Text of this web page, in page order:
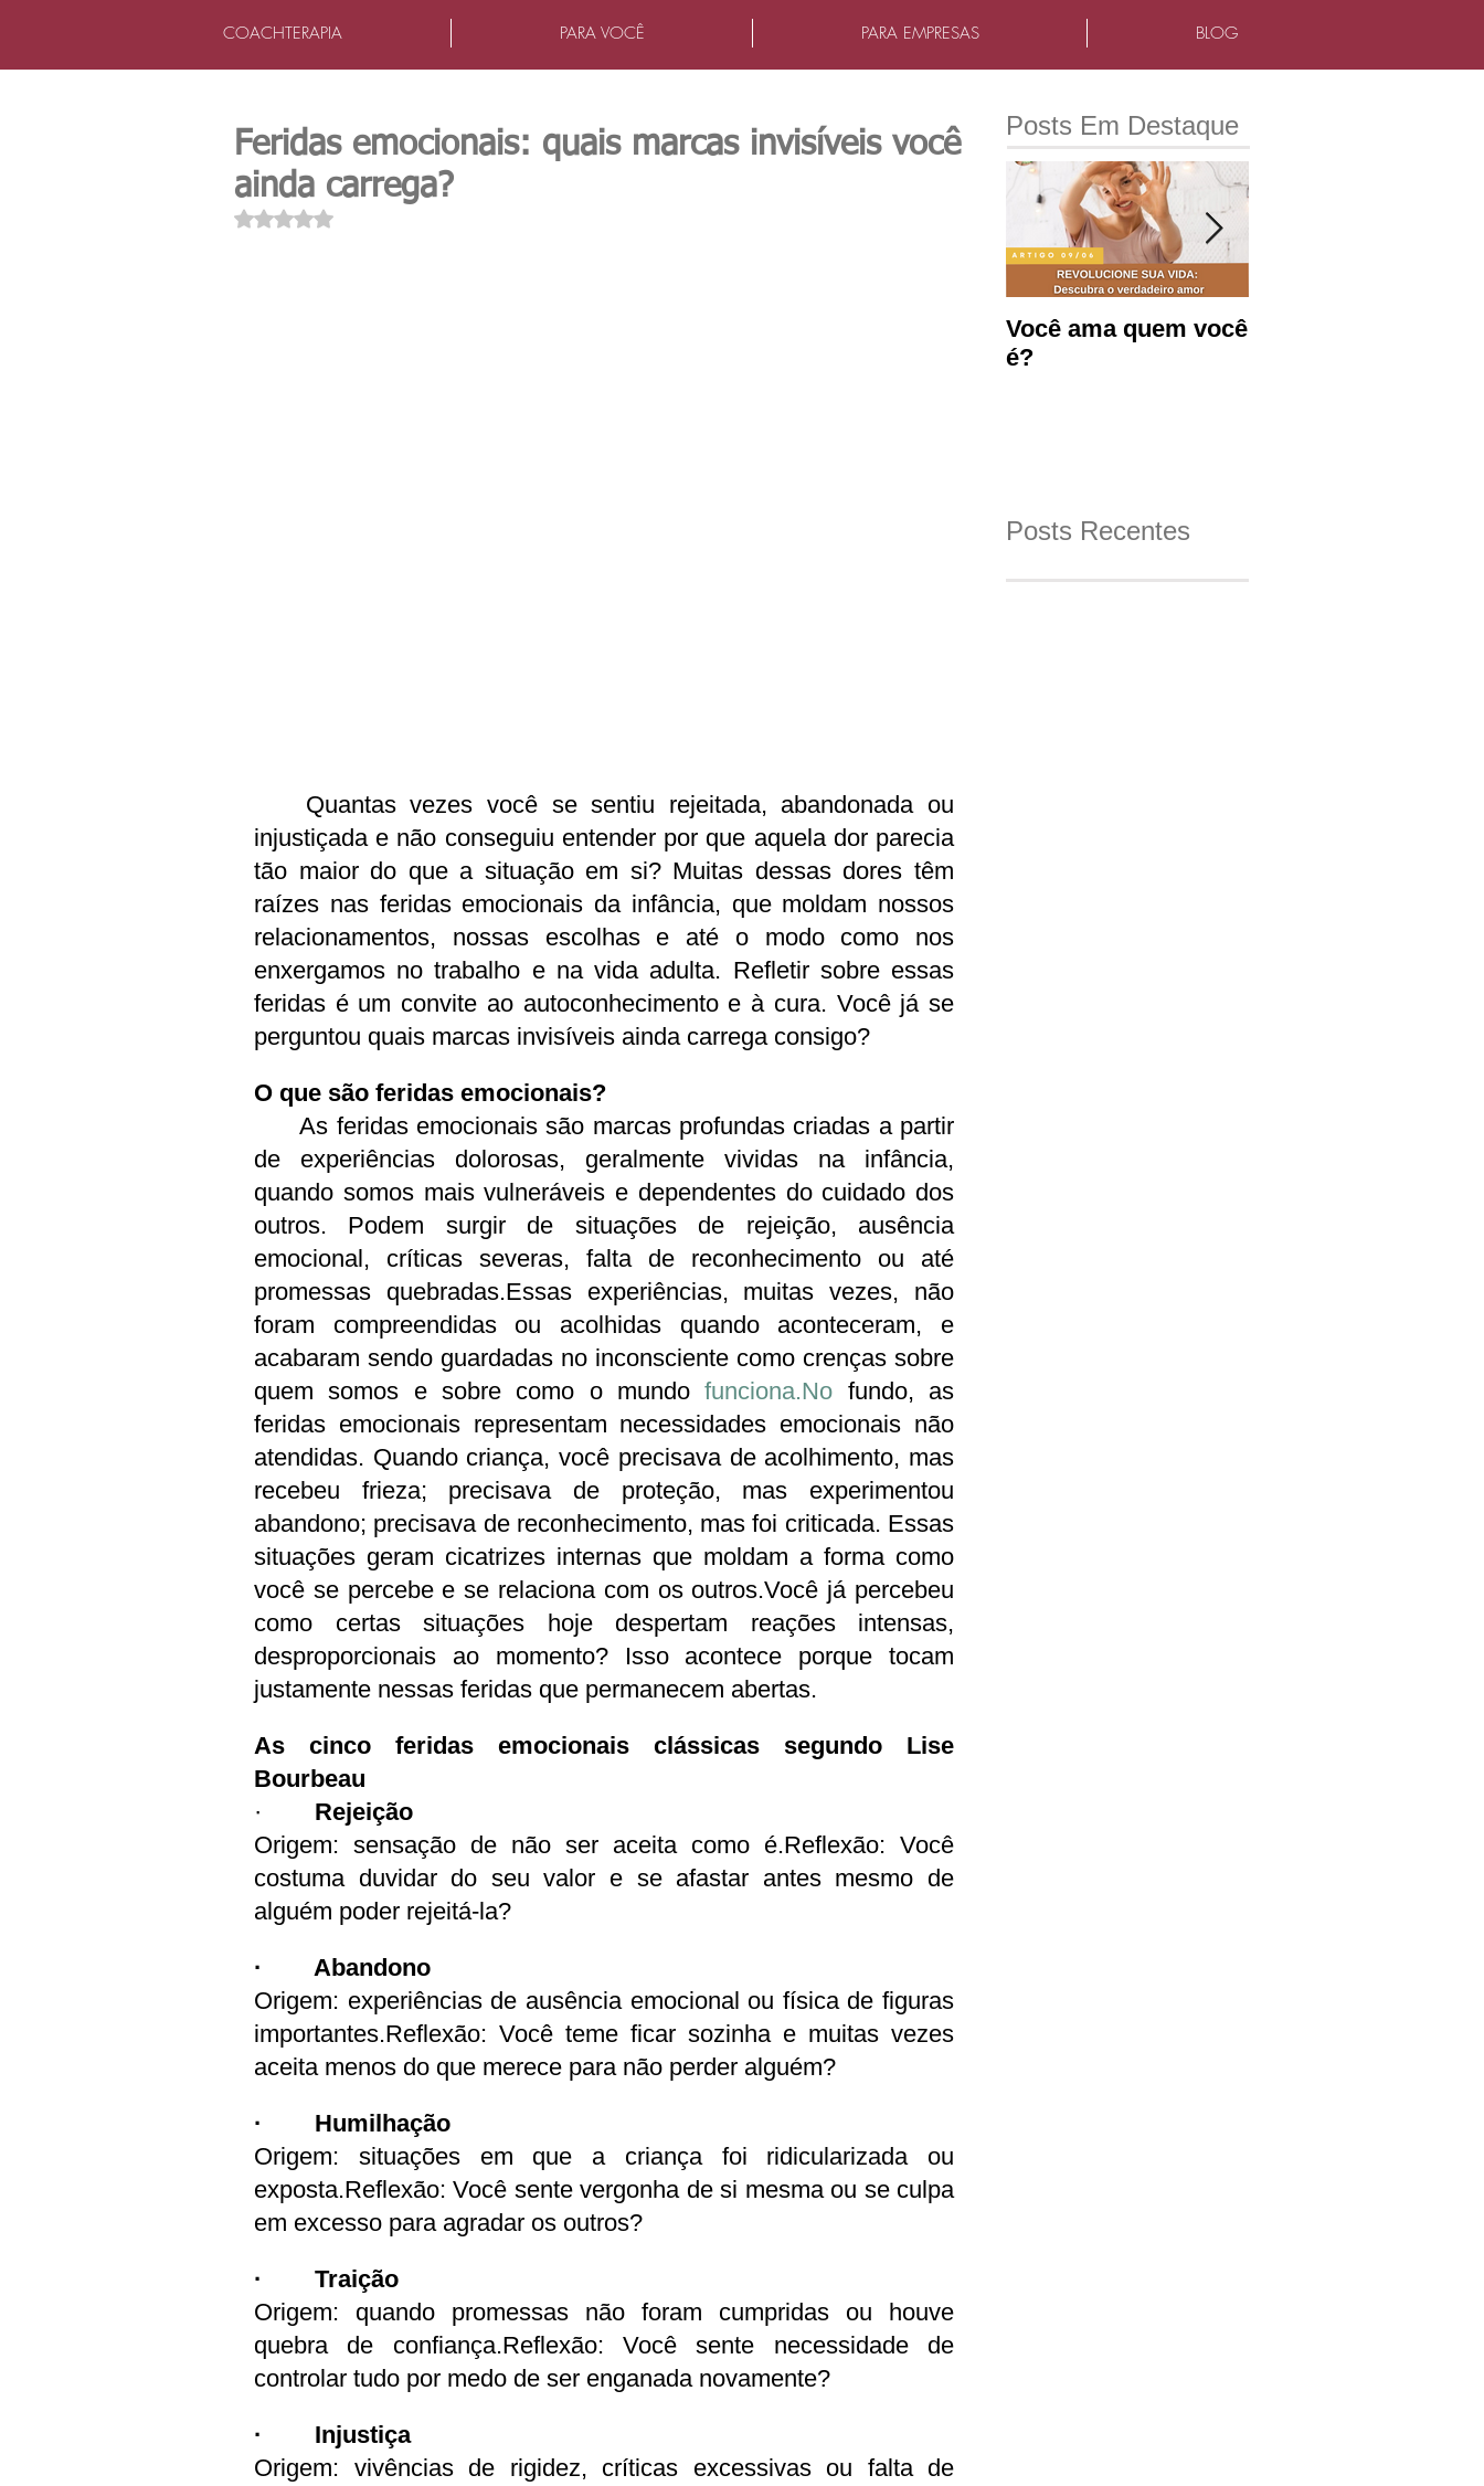
COACHTERAPIA PARA VOCÊ PARA EMPRESAS BLOG
Feridas emocionais: quais marcas invisíveis você
ainda carrega?
Avaliado com NaN de 5 estrelas.
injustiçada e não conseguiu entender por que aquela dor parecia
tão maior do que a situação em si? Muitas dessas dores têm
raízes nas feridas emocionais da infância, que moldam nossos
relacionamentos, nossas escolhas e até o modo como nos
enxergamos no trabalho e na vida adulta. Refletir sobre essas
feridas é um convite ao autoconhecimento e à cura. Você já se
perguntou quais marcas invisíveis ainda carrega consigo?
O que são feridas emocionais?
	As feridas emocionais são marcas profundas criadas a partir
de experiências dolorosas, geralmente vividas na infância,
quando somos mais vulneráveis e dependentes do cuidado dos
outros. Podem surgir de situações de rejeição, ausência
emocional, críticas severas, falta de reconhecimento ou até
promessas quebradas.Essas experiências, muitas vezes, não
foram compreendidas ou acolhidas quando aconteceram, e
acabaram sendo guardadas no inconsciente como crenças sobre
quem somos e sobre como o mundo funciona.No fundo, as
feridas emocionais representam necessidades emocionais não
atendidas. Quando criança, você precisava de acolhimento, mas
recebeu frieza; precisava de proteção, mas experimentou
abandono; precisava de reconhecimento, mas foi criticada. Essas
situações geram cicatrizes internas que moldam a forma como
você se percebe e se relaciona com os outros.Você já percebeu
como certas situações hoje despertam reações intensas,
desproporcionais ao momento? Isso acontece porque tocam
justamente nessas feridas que permanecem abertas.
As cinco feridas emocionais clássicas segundo Lise
Bourbeau
· Rejeição
Origem: sensação de não ser aceita como é.Reflexão: Você
costuma duvidar do seu valor e se afastar antes mesmo de
alguém poder rejeitá-la?
·        Abandono
Origem: experiências de ausência emocional ou física de figuras
importantes.Reflexão: Você teme ficar sozinha e muitas vezes
aceita menos do que merece para não perder alguém?
·        Humilhação
Origem: situações em que a criança foi ridicularizada ou
exposta.Reflexão: Você sente vergonha de si mesma ou se culpa
em excesso para agradar os outros?
·        Traição
Origem: quando promessas não foram cumpridas ou houve
quebra de confiança.Reflexão: Você sente necessidade de
controlar tudo por medo de ser enganada novamente?
·        Injustiça
Origem: vivências de rigidez, críticas excessivas ou falta de
Posts Em Destaque
Você ama quem você
é?
Posts Recentes